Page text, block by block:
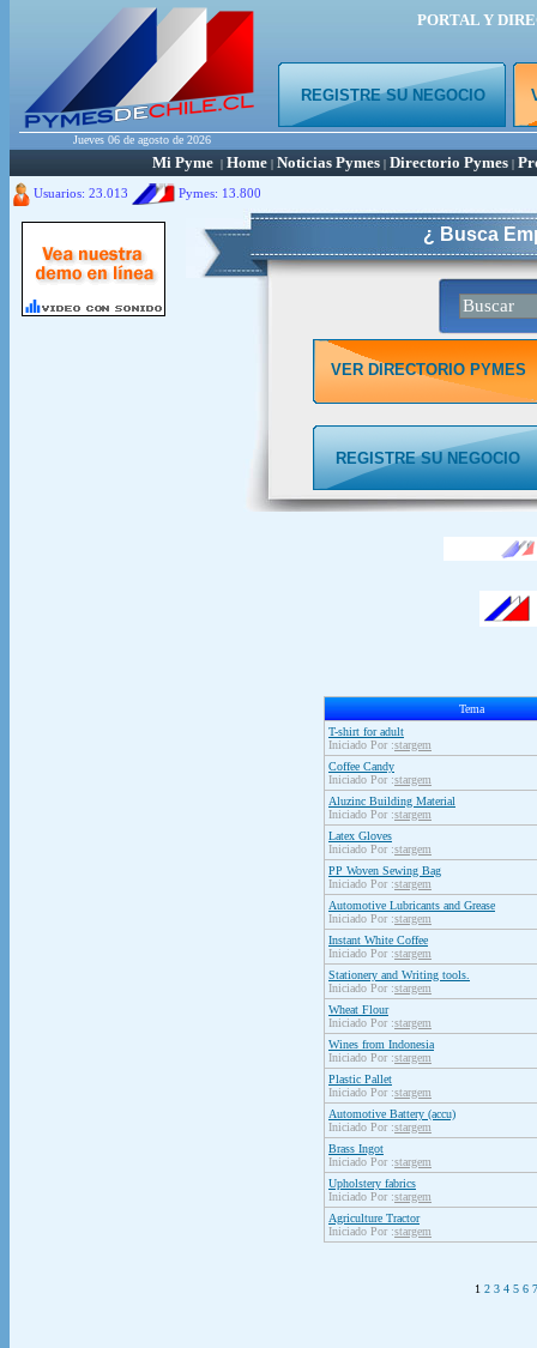
PORTAL Y
REGISTRE SU NEGOCIO
Jueves 06 de agosto de 2026
Mi Pyme | Home | Noticias Pymes | Directorio Pymes |
Usuarios: 23.013 Pymes: 13.800
¿ Busca
VER DIRECTORIO PYMES
REGISTRE SU NEGOCIO
Tema
T-shirt for adult
Iniciado Por :stargem
Coffee Candy
Iniciado Por :stargem
Aluzinc Building Material
Iniciado Por :stargem
Latex Gloves
Iniciado Por :stargem
PP Woven Sewing Bag
Iniciado Por :stargem
Automotive Lubricants and Grease
Iniciado Por :stargem
Instant White Coffee
Iniciado Por :stargem
Stationery and Writing tools.
Iniciado Por :stargem
Wheat Flour
Iniciado Por :stargem
Wines from Indonesia
Iniciado Por :stargem
Plastic Pallet
Iniciado Por :stargem
Automotive Battery (accu)
Iniciado Por :stargem
Brass Ingot
Iniciado Por :stargem
Upholstery fabrics
Iniciado Por :stargem
Agriculture Tractor
Iniciado Por :stargem
1 2 3 4 5 6 7